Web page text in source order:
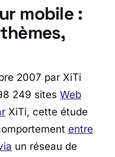
mobile :
2007 par XiTi
249 sites Web
XiTi, cette étude
entre
un réseau de